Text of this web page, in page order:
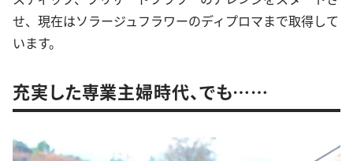
せ、現在はソラージュフラワーのディプロマまで取得して
います。
充実した専業主婦時代、でも……